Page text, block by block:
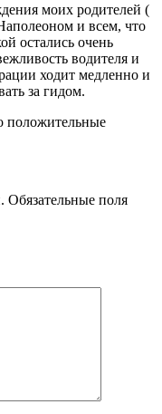
моих родителей (
и всем, что
остались очень
водителя и
ходит медленно и
за гидом.
положительные
Обязательные поля